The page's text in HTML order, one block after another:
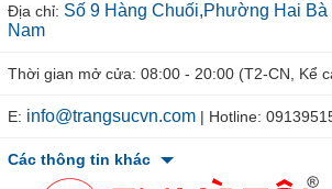
Địa chỉ: Số 9 Hàng Chuối,Phường Hai
Nam
Thời gian mở cửa: 08:00 - 20:00 (T2-CN, Kể
E: info@trangsucvn.com | Hotline:
Các thông tin khác